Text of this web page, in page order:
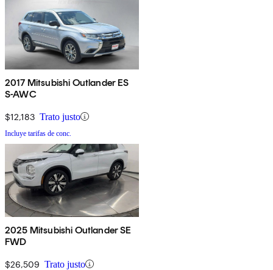
2017 Mitsubishi Outlander ES
S-AWC
$12,183 Trato justo
Incluye tarifas de conc.
2025 Mitsubishi Outlander SE
FWD
$26,509 Trato justo